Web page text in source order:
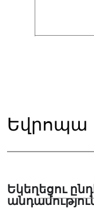
Եվրոպա
Եկեղեցու